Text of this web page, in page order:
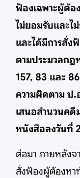
ฟ้องเฉพาะผู้ต้
ไม่ยอมรับและไ
และได้มีการสั่ง
ตามประมวลกฎ
157, 83 และ
ความผิดตาม ป.
เสนอสำนวนค
หนังสือลงวันที่
ต่อมา ภายหลังจ
สั่งฟ้องผู้ต้องหา